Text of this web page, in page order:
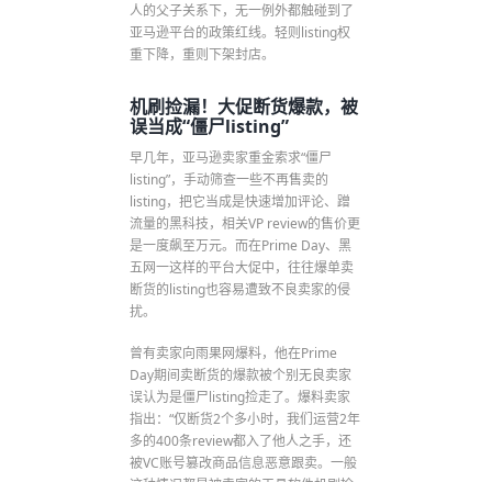
人的父子关系下，无一例外都触碰到了
亚马逊平台的政策红线。轻则listing权
重下降，重则下架封店。
机刷捡漏！大促断货爆款，被
误当成“僵尸listing”
早几年，亚马逊卖家重金索求“僵尸
listing”，手动筛查一些不再售卖的
listing，把它当成是快速增加评论、蹭
流量的黑科技，相关VP review的售价更
是一度飙至万元。而在Prime Day、黑
五网一这样的平台大促中，往往爆单卖
断货的listing也容易遭致不良卖家的侵
扰。
曾有卖家向雨果网爆料，他在Prime
Day期间卖断货的爆款被个别无良卖家
误认为是僵尸listing捡走了。爆料卖家
指出：“仅断货2个多小时，我们运营2年
多的400条review都入了他人之手，还
被VC账号篡改商品信息恶意跟卖。一般